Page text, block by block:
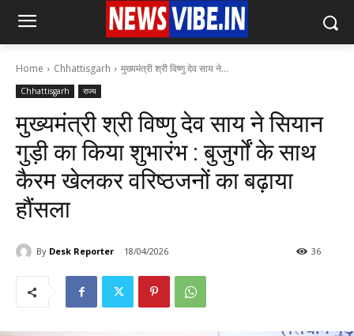
Home Chhattisgarh मुख्यमंत्री श्री विष्णु देव साय ने...
Chhattisgarh राज्य
मुख्यमंत्री श्री विष्णु देव साय ने सियान
गुड़ी का किया शुभारंभ : बुजुर्गों के साथ
कैरम खेलकर वरिष्ठजनों का बढ़ाया
हौंसला
By Desk Reporter 18/04/2026 36